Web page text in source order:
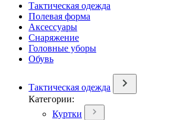
Тактическая одежда
Полевая форма
Аксессуары
Снаряжение
Головные уборы
Обувь
Тактическая одежда
Категории:
Куртки